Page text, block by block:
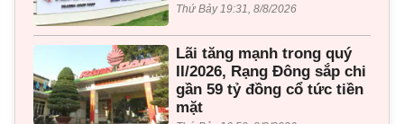
Thứ Bảy 19:31, 8/8/2026
Lãi tăng mạnh trong quý
II/2026, Rạng Đông sắp chi
gần 59 tỷ đồng cổ tức tiền
mặt